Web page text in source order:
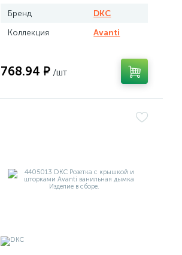
Бренд
DKC
Коллекция
Avanti
768.94 ₽ /шт